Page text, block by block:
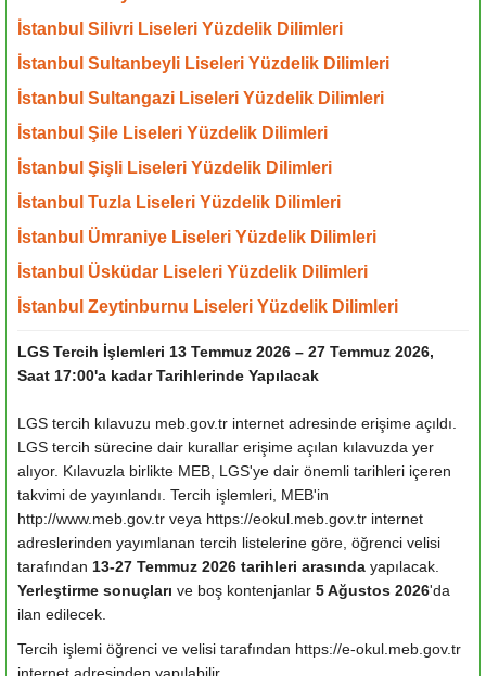
İstanbul Silivri Liseleri Yüzdelik Dilimleri
İstanbul Sultanbeyli Liseleri Yüzdelik Dilimleri
İstanbul Sultangazi Liseleri Yüzdelik Dilimleri
İstanbul Şile Liseleri Yüzdelik Dilimleri
İstanbul Şişli Liseleri Yüzdelik Dilimleri
İstanbul Tuzla Liseleri Yüzdelik Dilimleri
İstanbul Ümraniye Liseleri Yüzdelik Dilimleri
İstanbul Üsküdar Liseleri Yüzdelik Dilimleri
İstanbul Zeytinburnu Liseleri Yüzdelik Dilimleri
LGS Tercih İşlemleri 13 Temmuz 2026 – 27 Temmuz 2026,
Saat 17:00'a kadar Tarihlerinde Yapılacak
LGS tercih kılavuzu meb.gov.tr internet adresinde erişime açıldı.
LGS tercih sürecine dair kurallar erişime açılan kılavuzda yer
alıyor. Kılavuzla birlikte MEB, LGS'ye dair önemli tarihleri içeren
takvimi de yayınlandı. Tercih işlemleri, MEB'in
http://www.meb.gov.tr veya https://e­okul.meb.gov.tr internet
adreslerinden yayımlanan tercih listelerine göre, öğrenci velisi
tarafından 13-27 Temmuz 2026 tarihleri arasında yapılacak.
Yerleştirme sonuçları ve boş kontenjanlar 5 Ağustos 2026'da
ilan edilecek.
Tercih işlemi öğrenci ve velisi tarafından https://e-okul.meb.gov.tr